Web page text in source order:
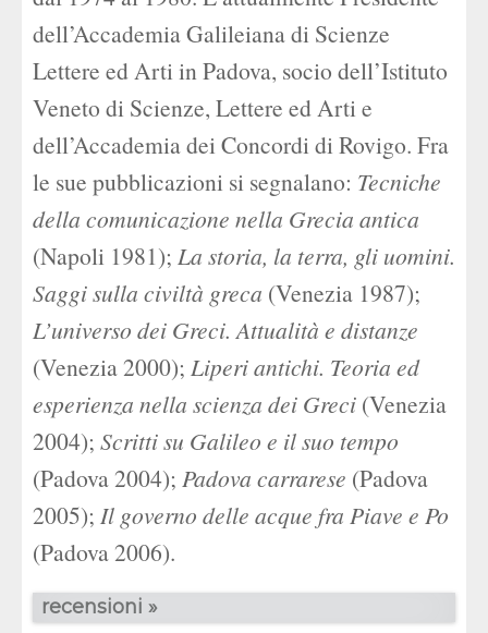
dell’Accademia Galileiana di Scienze
Lettere ed Arti in Padova, socio dell’Istituto
Veneto di Scienze, Lettere ed Arti e
dell’Accademia dei Concordi di Rovigo. Fra
le sue pubblicazioni si segnalano: Tecniche
della comunicazione nella Grecia antica
(Napoli 1981); La storia, la terra, gli uomini.
Saggi sulla civiltà greca (Venezia 1987);
L’universo dei Greci. Attualità e distanze
(Venezia 2000); Liperi antichi. Teoria ed
esperienza nella scienza dei Greci (Venezia
2004); Scritti su Galileo e il suo tempo
(Padova 2004); Padova carrarese (Padova
2005); Il governo delle acque fra Piave e Po
(Padova 2006).
recensioni »